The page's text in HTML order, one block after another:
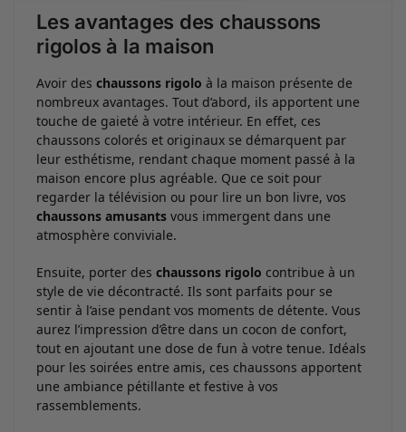
Les avantages des chaussons
rigolos à la maison
Avoir des chaussons rigolo à la maison présente de
nombreux avantages. Tout d’abord, ils apportent une
touche de gaieté à votre intérieur. En effet, ces
chaussons colorés et originaux se démarquent par
leur esthétisme, rendant chaque moment passé à la
maison encore plus agréable. Que ce soit pour
regarder la télévision ou pour lire un bon livre, vos
chaussons amusants vous immergent dans une
atmosphère conviviale.
Ensuite, porter des chaussons rigolo contribue à un
style de vie décontracté. Ils sont parfaits pour se
sentir à l’aise pendant vos moments de détente. Vous
aurez l’impression d’être dans un cocon de confort,
tout en ajoutant une dose de fun à votre tenue. Idéals
pour les soirées entre amis, ces chaussons apportent
une ambiance pétillante et festive à vos
rassemblements.